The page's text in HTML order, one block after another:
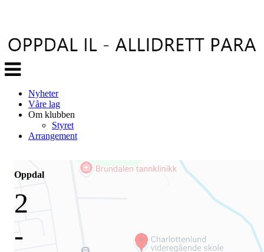
Veksle
navigasjon
Nyheter
Våre lag
Om klubben
Styret
Arrangement
Oppdal
2
-